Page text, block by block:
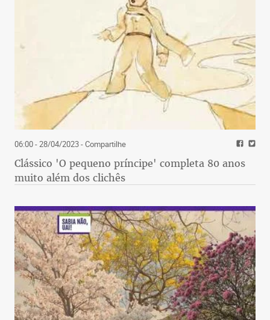
06:00 - 28/04/2023- Compartilhe
Clássico 'O pequeno príncipe' completa 80 anos
muito além dos clichês